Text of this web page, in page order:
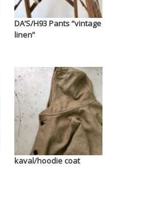
DA’S/H93 Pants “vintage
linen”
kaval/hoodie coat